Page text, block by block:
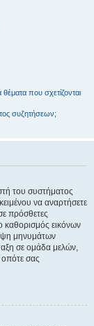
που σχετίζονται
συζητήσεων;
του συστήματος
να αναρτήσετε
πρόσθετες
καθορισμός εικόνων
μηνυμάτων
σε ομάδα μελών,
οπότε σας